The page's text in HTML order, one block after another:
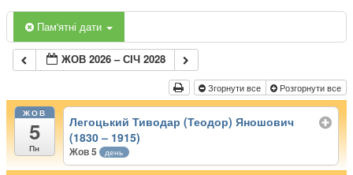
Пам'ятні дати
ЖОВ 2026 – СІЧ 2028
Згорнути все Розгорнути все
ЖОВ
5
Пн
Легоцький Тиводар (Теодор) Яношович
(1830 – 1915)
Жов 5 день